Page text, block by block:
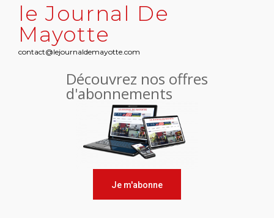
le Journal De
Mayotte
contact@lejournaldemayotte.com
Découvrez nos offres
d'abonnements
Je m'abonne